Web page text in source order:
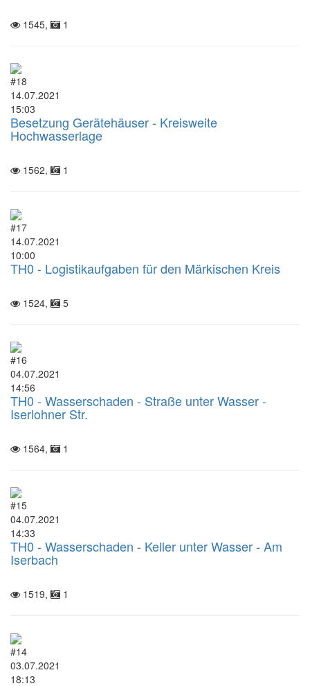
1545, 1
#18
14.07.2021
15:03
Besetzung Gerätehäuser - Kreisweite
Hochwasserlage
1562, 1
#17
14.07.2021
10:00
TH0 - Logistikaufgaben für den Märkischen Kreis
1524, 5
#16
04.07.2021
14:56
TH0 - Wasserschaden - Straße unter Wasser -
Iserlohner Str.
1564, 1
#15
04.07.2021
14:33
TH0 - Wasserschaden - Keller unter Wasser - Am
Iserbach
1519, 1
#14
03.07.2021
18:13